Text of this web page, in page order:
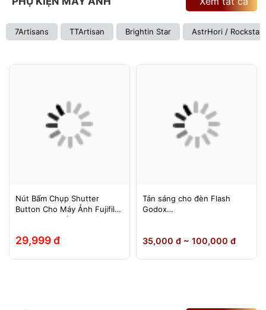
7Artisans TTArtisan Brightin Star AstrHori / Rockstar
Nút Bấm Chụp Shutter
Button Cho Máy Ảnh Fujifilm
Leica Contax (Ren Xoáy)
29,999 đ
Tản sáng cho đèn Flash
Godox
860III, Yongnuo 560II/565EX,
35,000 đ ~ 100,000 đ